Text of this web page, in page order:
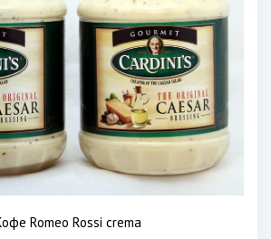
Romeo Rossi crema